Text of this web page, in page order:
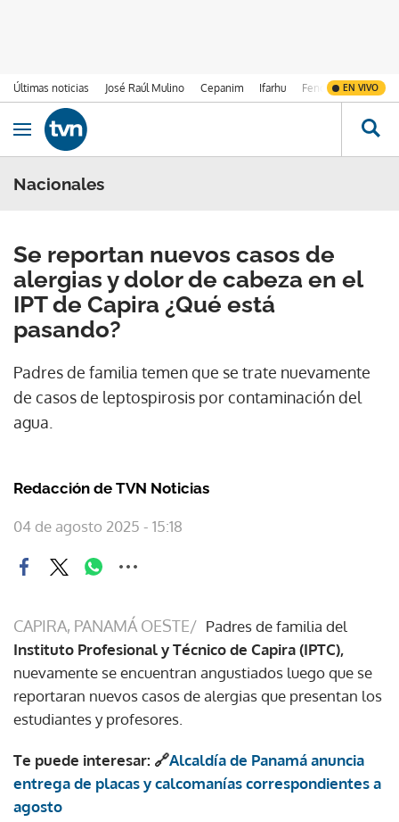
Últimas noticias José Raúl Mulino Cepanim Ifarhu Fenómeno de El
EN VIVO
Ir al contenido
Obrir navegació
Nacionales
Se reportan nuevos casos de
alergias y dolor de cabeza en el
IPT de Capira ¿Qué está
pasando?
Padres de familia temen que se trate nuevamente
de casos de leptospirosis por contaminación del
agua.
Redacción de TVN Noticias
04 de agosto 2025 - 15:18
CAPIRA, PANAMÁ OESTE/ Padres de familia del
Instituto Profesional y Técnico de Capira (IPTC),
nuevamente se encuentran angustiados luego que se
reportaran nuevos casos de alergias que presentan los
estudiantes y profesores.
Te puede interesar: 🔗Alcaldía de Panamá anuncia
entrega de placas y calcomanías correspondientes a
agosto